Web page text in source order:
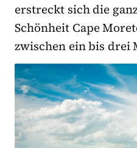
erstreckt sich die
Schönheit Cape
zwischen ein bis drei